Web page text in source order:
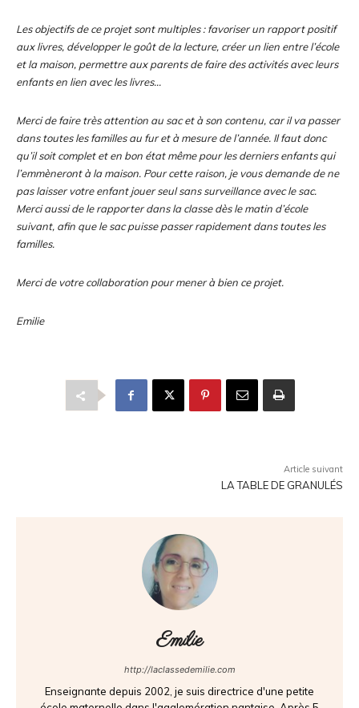
Les objectifs de ce projet sont multiples : favoriser un rapport positif
aux livres, développer le goût de la lecture, créer un lien entre l’école
et la maison, permettre aux parents de faire des activités avec leurs
enfants en lien avec les livres…
Merci de faire très attention au sac et à son contenu, car il va passer
dans toutes les familles au fur et à mesure de l’année. Il faut donc
qu’il soit complet et en bon état même pour les derniers enfants qui
l’emmèneront à la maison. Pour cette raison, je vous demande de ne
pas laisser votre enfant jouer seul sans surveillance avec le sac.
Merci aussi de le rapporter dans la classe dès le matin d’école
suivant, afin que le sac puisse passer rapidement dans toutes les
familles.
Merci de votre collaboration pour mener à bien ce projet.
Emilie
Article suivant
LA TABLE DE GRANULÉS
Emilie
http://laclassedemilie.com
Enseignante depuis 2002, je suis directrice d'une petite